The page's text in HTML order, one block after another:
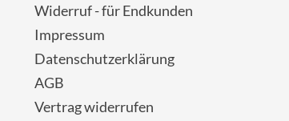
Widerruf - für Endkunden
Impressum
Datenschutzerklärung
AGB
Vertrag widerrufen